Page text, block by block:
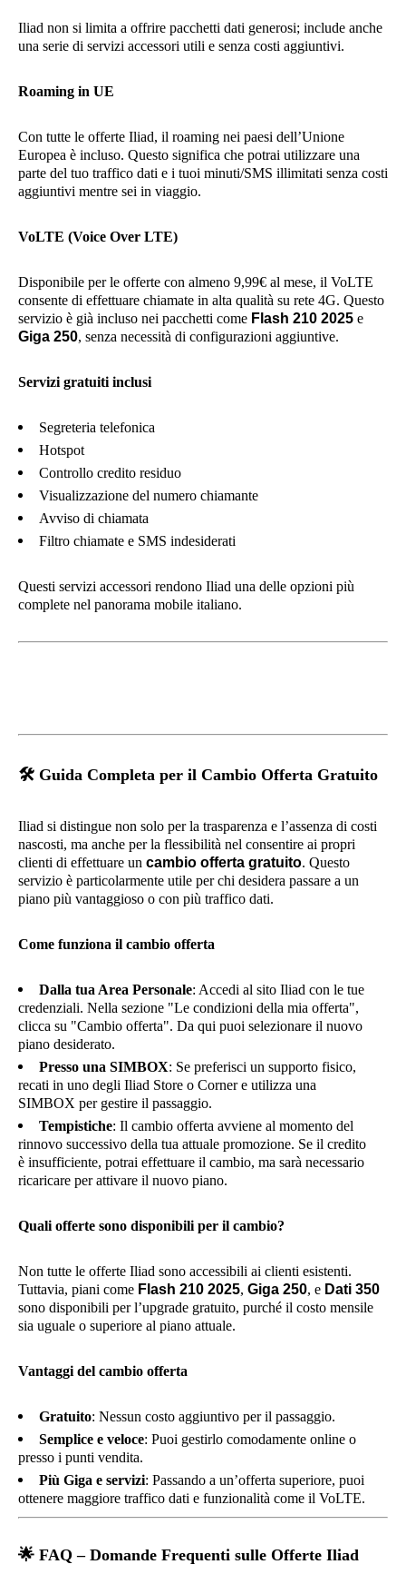
Iliad non si limita a offrire pacchetti dati generosi; include anche
una serie di servizi accessori utili e senza costi aggiuntivi.
Roaming in UE
Con tutte le offerte Iliad, il roaming nei paesi dell’Unione
Europea è incluso. Questo significa che potrai utilizzare una
parte del tuo traffico dati e i tuoi minuti/SMS illimitati senza costi
aggiuntivi mentre sei in viaggio.
VoLTE (Voice Over LTE)
Disponibile per le offerte con almeno 9,99€ al mese, il VoLTE
consente di effettuare chiamate in alta qualità su rete 4G. Questo
servizio è già incluso nei pacchetti come Flash 210 2025 e
Giga 250, senza necessità di configurazioni aggiuntive.
Servizi gratuiti inclusi
Segreteria telefonica
Hotspot
Controllo credito residuo
Visualizzazione del numero chiamante
Avviso di chiamata
Filtro chiamate e SMS indesiderati
Questi servizi accessori rendono Iliad una delle opzioni più
complete nel panorama mobile italiano.
🛠️ Guida Completa per il Cambio Offerta Gratuito
Iliad si distingue non solo per la trasparenza e l’assenza di costi
nascosti, ma anche per la flessibilità nel consentire ai propri
clienti di effettuare un cambio offerta gratuito. Questo
servizio è particolarmente utile per chi desidera passare a un
piano più vantaggioso o con più traffico dati.
Come funziona il cambio offerta
Dalla tua Area Personale: Accedi al sito Iliad con le tue
credenziali. Nella sezione "Le condizioni della mia offerta",
clicca su "Cambio offerta". Da qui puoi selezionare il nuovo
piano desiderato.
Presso una SIMBOX: Se preferisci un supporto fisico,
recati in uno degli Iliad Store o Corner e utilizza una
SIMBOX per gestire il passaggio.
Tempistiche: Il cambio offerta avviene al momento del
rinnovo successivo della tua attuale promozione. Se il credito
è insufficiente, potrai effettuare il cambio, ma sarà necessario
ricaricare per attivare il nuovo piano.
Quali offerte sono disponibili per il cambio?
Non tutte le offerte Iliad sono accessibili ai clienti esistenti.
Tuttavia, piani come Flash 210 2025, Giga 250, e Dati 350
sono disponibili per l’upgrade gratuito, purché il costo mensile
sia uguale o superiore al piano attuale.
Vantaggi del cambio offerta
Gratuito: Nessun costo aggiuntivo per il passaggio.
Semplice e veloce: Puoi gestirlo comodamente online o
presso i punti vendita.
Più Giga e servizi: Passando a un’offerta superiore, puoi
ottenere maggiore traffico dati e funzionalità come il VoLTE.
🌟 FAQ – Domande Frequenti sulle Offerte Iliad